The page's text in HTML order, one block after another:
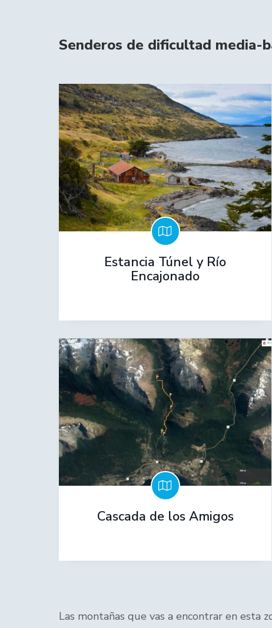
Senderos de dificultad media-
Estancia Túnel y Río
Encajonado
Cascada de los Amigos
Las montañas que vas a encontrar en esta